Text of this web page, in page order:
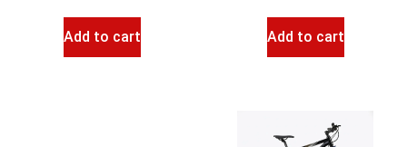
Add to cart Add to cart